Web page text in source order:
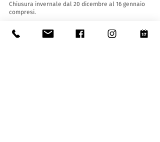
Chiusura invernale dal 20 dicembre al 16 gennaio
compresi.
Biglietti d'entrata:
L'ingresso al Museo è gratuito per tutti.